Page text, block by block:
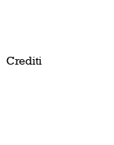
Crediti